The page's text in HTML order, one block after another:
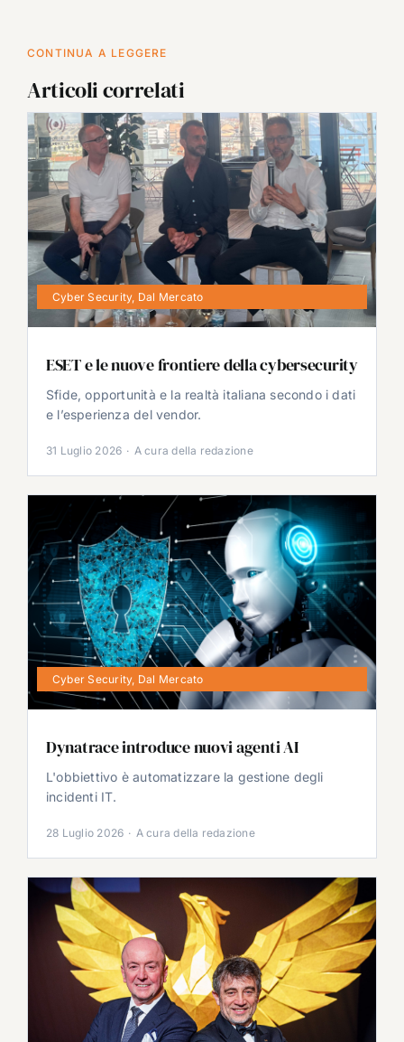
CONTINUA A LEGGERE
Articoli correlati
Cyber Security, Dal Mercato
ESET e le nuove frontiere della cybersecurity
Sfide, opportunità e la realtà italiana secondo i dati
e l’esperienza del vendor.
31 Luglio 2026 · A cura della redazione
Cyber Security, Dal Mercato
Dynatrace introduce nuovi agenti AI
L'obbiettivo è automatizzare la gestione degli
incidenti IT.
28 Luglio 2026 · A cura della redazione